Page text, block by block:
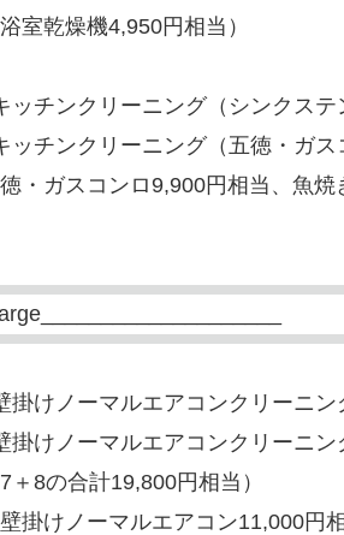
室乾燥機4,950円相当）
ッチンクリーニング（シンクス
ッチンクリーニング（五徳・ガ
・ガスコンロ9,900円相当、魚焼
掛けノーマルエアコンクリーニ
掛けノーマルエアコンクリーニ
8の合計19,800円相当）
けノーマルエアコン11,000円